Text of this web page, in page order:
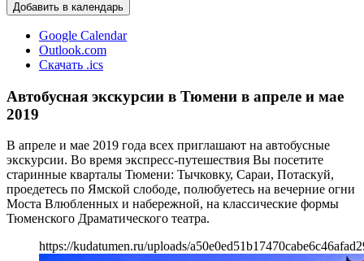
Добавить в календарь
Google Calendar
Outlook.com
Скачать .ics
Автобусная экскурсии в Тюмени в апреле и мае
2019
В апреле и мае 2019 года всех приглашают на автобусные
экскурсии. Во время экспресс-путешествия Вы посетите
старинные кварталы Тюмени: Тычковку, Сараи, Потаскуй,
проедетесь по Ямской слободе, полюбуетесь на вечерние огни
Моста Влюбленных и набережной, на классические формы
Тюменского Драматического театра.
https://kudatumen.ru/uploads/